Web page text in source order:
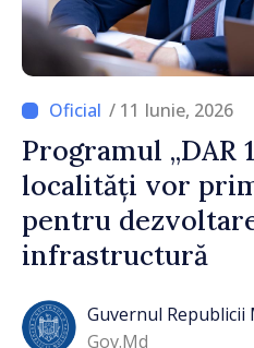
/ 11 Iunie, 2026
Programul „DAR
localități vor
pentru
infrastructură
Guvernul Republicii
Gov.md